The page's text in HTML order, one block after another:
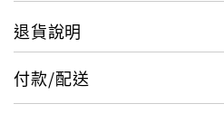
從本書第一頁起，驚嚇旅程就此
退貨說明
付款/配送